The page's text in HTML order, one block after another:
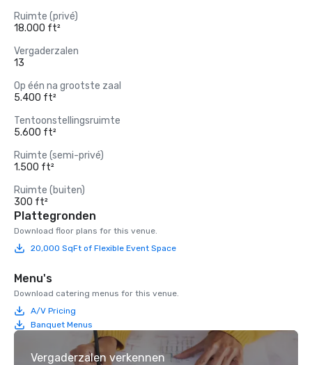
Ruimte (privé)
18.000 ft²
Vergaderzalen
13
Op één na grootste zaal
5.400 ft²
Tentoonstellingsruimte
5.600 ft²
Ruimte (semi-privé)
1.500 ft²
Ruimte (buiten)
300 ft²
Plattegronden
Download floor plans for this venue.
20,000 SqFt of Flexible Event Space
Menu's
Download catering menus for this venue.
A/V Pricing
Banquet Menus
Vergaderzalen verkennen